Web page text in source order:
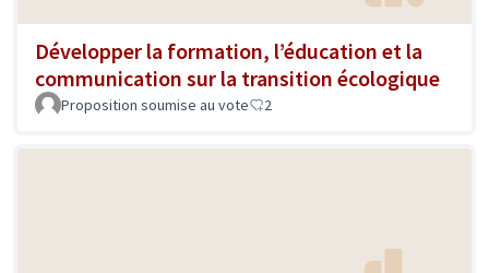
Développer la formation, l’éducation et la
communication sur la transition écologique
Proposition soumise au vote 2